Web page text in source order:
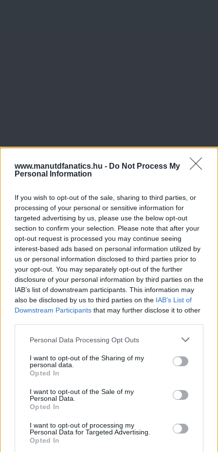
www.manutdfanatics.hu - Do Not Process My
Personal Information
If you wish to opt-out of the sale, sharing to third parties, or
processing of your personal or sensitive information for
targeted advertising by us, please use the below opt-out
section to confirm your selection. Please note that after your
opt-out request is processed you may continue seeing
interest-based ads based on personal information utilized by
us or personal information disclosed to third parties prior to
your opt-out. You may separately opt-out of the further
disclosure of your personal information by third parties on the
IAB’s list of downstream participants. This information may
also be disclosed by us to third parties on the IAB’s List of
Downstream Participants that may further disclose it to other
Please note that this website/app uses one or more Google
not limited to your visit or usage behaviour. You may click to
grant or deny consent to Google and its third-party tags to
use your data for below specified purposes in below Google
consent section.
Personal Data Processing Opt Outs
I want to opt-out of the Sharing of my
personal data.
Opted In
I want to opt-out of the Sale of my
Personal Data.
Opted In
I want to opt-out of processing my
Personal Data for Targeted Advertising.
Opted In
Meccs Center
Paris Saint-Germain
Manchester United